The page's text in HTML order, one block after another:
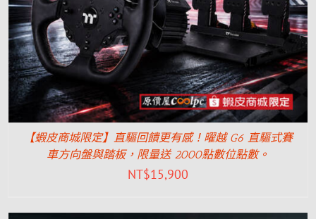
【蝦皮商城限定】直驅回饋更有感！曜越 G6 直驅式賽
車方向盤與踏板，限量送 2000點數位點數。
NT$15,900